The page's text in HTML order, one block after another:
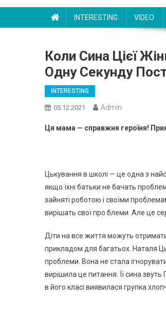
INTERESTING VIDEO
Коли Сина Цієї
Одну Секунду
INTERESTING
05.12.2021 Admin
Ця мама — справжня героїня!
Цькування в школі — це одна з
якщо їхні батьки не бачать
зайняті роботою і своїми
вирішать свої про блеми. Але це
Діти на все життя можуть отримати
прикладом для багатьох. Наталя
проблеми. Вона не стала
вирішила це питання. Її сина звуть
в його класі виявилася групка